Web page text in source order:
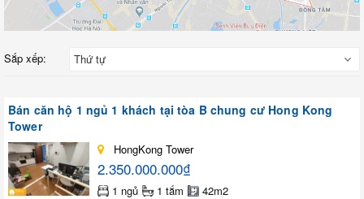
Sắp xếp: Thứ tự
Bán căn hộ 1 ngủ 1 khách tại tòa B chung cư Hong Kong
Tower
HongKong Tower
2.350.000.000₫
1 ngủ 1 tắm 42m2